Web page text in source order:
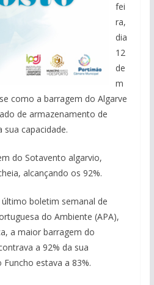
fei
ra,
dia
12
de
m
como a barragem do Algarve
de armazenamento de
sua capacidade.
do Sotavento algarvio,
alcançando os 92%.
boletim semanal de
do Ambiente (APA),
a maior barragem do
a 92% da sua
estava a 83%.